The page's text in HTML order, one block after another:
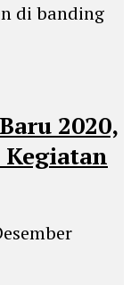
di banding
2020,